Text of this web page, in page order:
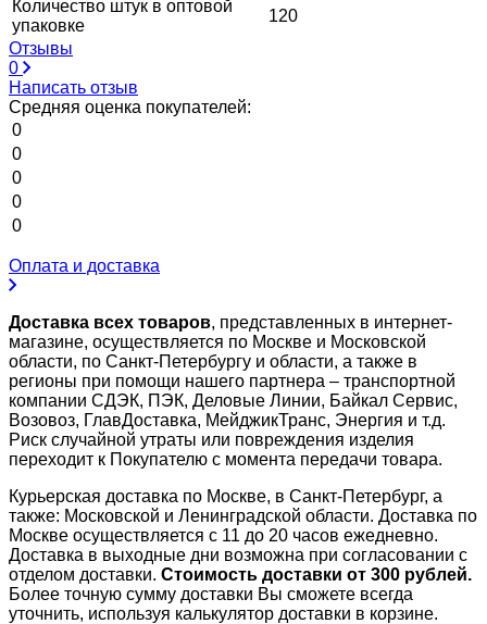
Количество штук в оптовой
упаковке
120
Отзывы
0
Написать отзыв
Средняя оценка покупателей:
0
0
0
0
0
Оплата и доставка
Доставка всех товаров, представленных в интернет-
магазине, осуществляется по Москве и Московской
области, по Санкт-Петербургу и области, а также в
регионы при помощи нашего партнера – транспортной
компании СДЭК, ПЭК, Деловые Линии, Байкал Сервис,
Возовоз, ГлавДоставка, МейджикТранс, Энергия и т.д.
Риск случайной утраты или повреждения изделия
переходит к Покупателю с момента передачи товара.
Курьерская доставка по Москве, в Санкт-Петербург, а
также: Московской и Ленинградской области. Доставка по
Москве осуществляется с 11 до 20 часов ежедневно.
Доставка в выходные дни возможна при согласовании с
отделом доставки. Стоимость доставки от 300 рублей.
Более точную сумму доставки Вы сможете всегда
уточнить, используя калькулятор доставки в корзине.